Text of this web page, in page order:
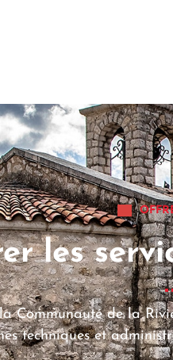
les
Communauté de la
techniques et